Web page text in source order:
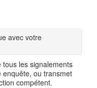
avec votre
tous les signalements
enquête, ou transmet
compétent.